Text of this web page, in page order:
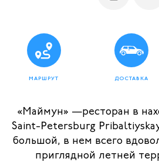
МАРШРУТ ДОСТАВКА
«Маймун» —ресторан в
Saint-Petersburg
большой, в нем всего
приглядной летней